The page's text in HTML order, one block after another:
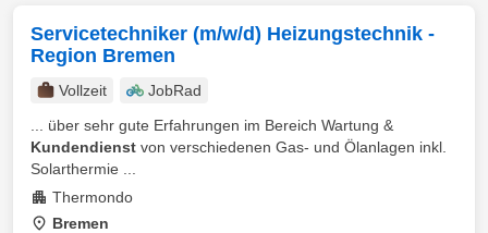
Servicetechniker (m/w/d) Heizungstechnik -
Region Bremen
Vollzeit
JobRad
... über sehr gute Erfahrungen im Bereich Wartung &
Kundendienst von verschiedenen Gas- und Ölanlagen inkl.
Solarthermie ...
Thermondo
Bremen